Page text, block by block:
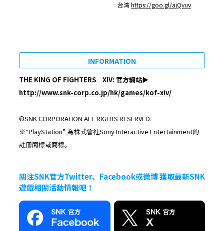
台湾https://goo.gl/ajQvuv
INFORMATION
THE KING OF FIGHTERS XIV: 官方網站▶︎
http://www.snk-corp.co.jp/hk/games/kof-xiv/
©SNK CORPORATION ALL RIGHTS RESERVED.
※“PlayStation” 為株式會社Sony Interactive Entertainment的
註冊商標或商標。
關注SNK官方Twitter、Facebook或微博 獲取最新SNK
遊戲相關活動情報吧！